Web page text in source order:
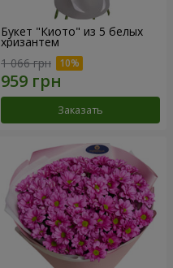
Букет "Киото" из 5 белых
хризантем
1 066 грн
Заказать